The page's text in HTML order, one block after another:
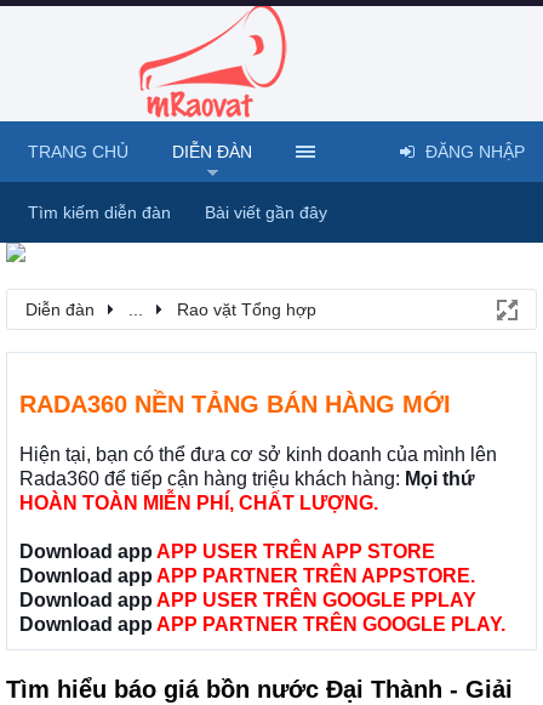
Diễn đàn Rao vặt Tổng hợp
RADA360 NỀN TẢNG BÁN HÀNG MỚI
Hiện tại, bạn có thể đưa cơ sở kinh doanh của mình lên
Rada360 để tiếp cận hàng triệu khách hàng: Mọi thứ
HOÀN TOÀN MIỄN PHÍ, CHẤT LƯỢNG.
Download app APP USER TRÊN APP STORE
Download app APP PARTNER TRÊN APPSTORE.
Download app APP USER TRÊN GOOGLE PPLAY
Download app APP PARTNER TRÊN GOOGLE PLAY.
Tìm hiểu báo giá bồn nước Đại Thành - Giải
TRANG CHỦ DIỄN ĐÀN
Tìm kiếm diễn đàn Bài viết gần đây
ĐĂNG NHẬP